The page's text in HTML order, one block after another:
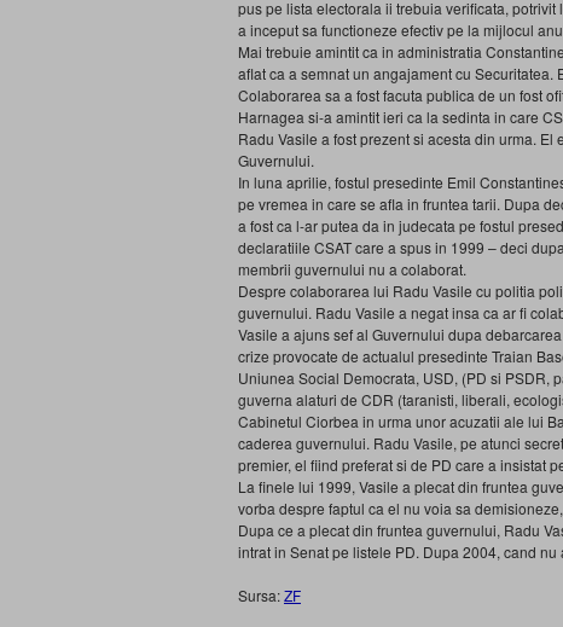
pus pe lista electorala ii trebuia verificata,
a inceput sa functioneze efectiv pe la mijlocul
Mai trebuie amintit ca in administratia
aflat ca a semnat un angajament cu Securitatea.
Colaborarea sa a fost facuta publica de un fost
Harnagea si-a amintit ieri ca la sedinta in care
Radu Vasile a fost prezent si acesta din urma.
Guvernului.
In luna aprilie, fostul presedinte Emil
pe vremea in care se afla in fruntea tarii. Dupa
a fost ca l-ar putea da in judecata pe fostul
declaratiile CSAT care a spus in 1999 – deci
membrii guvernului nu a colaborat.
Despre colaborarea lui Radu Vasile cu politia
guvernului. Radu Vasile a negat insa ca ar fi
Vasile a ajuns sef al Guvernului dupa
crize provocate de actualul presedinte Traian
Uniunea Social Democrata, USD, (PD si PSDR,
guverna alaturi de CDR (taranisti, liberali,
Cabinetul Ciorbea in urma unor acuzatii ale lui
caderea guvernului. Radu Vasile, pe atunci
premier, el fiind preferat si de PD care a insistat
La finele lui 1999, Vasile a plecat din fruntea
vorba despre faptul ca el nu voia sa
Dupa ce a plecat din fruntea guvernului, Radu
intrat in Senat pe listele PD. Dupa 2004, cand
Sursa:ZF